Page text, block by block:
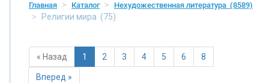
Главная Каталог Нехудожественная литература (8589)
Религии мира (75)
« Назад 1 2 3 4 5 6 8
Вперед »